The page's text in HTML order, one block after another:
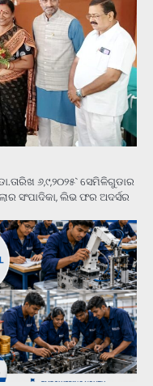
୬,୯,୨୦୨୫` ସେମିଳିଗୁଡାର
ସଂପାଦିକା, ଲିଭ ଫର ଅଦର୍ସର